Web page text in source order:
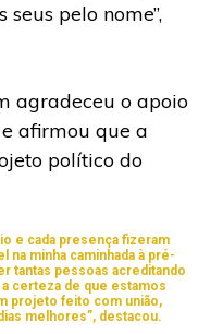
pelo nome”,
agradeceu o apoio
afirmou que a
político do
e cada presença fizeram
minha caminhada à pré-
tantas pessoas acreditando
certeza de que estamos
projeto feito com união,
melhores”, destacou.